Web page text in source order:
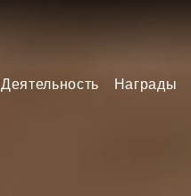
Деятельность Награды